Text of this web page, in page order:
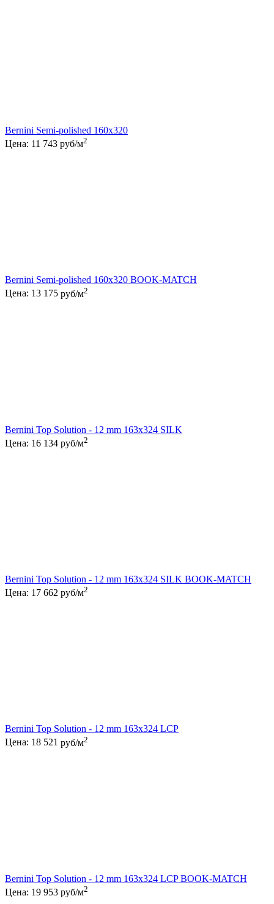
Bernini Semi-polished 160x320
Цена: 11 743 руб/м2
Bernini Semi-polished 160x320 BOOK-MATCH
Цена: 13 175 руб/м2
Bernini Top Solution - 12 mm 163x324 SILK
Цена: 16 134 руб/м2
Bernini Top Solution - 12 mm 163x324 SILK BOOK-MATCH
Цена: 17 662 руб/м2
Bernini Top Solution - 12 mm 163x324 LCP
Цена: 18 521 руб/м2
Bernini Top Solution - 12 mm 163x324 LCP BOOK-MATCH
Цена: 19 953 руб/м2